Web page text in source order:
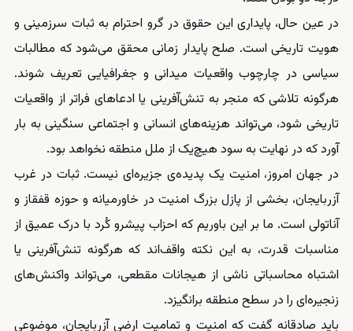
در عین حال، پایداری این حقوق در گرو احترام به ثبات سرزمینی و
هویت تاریخی است. صلح پایدار زمانی محقق می‌شود که مطالبات
سیاسی در چارچوب واقعیات میدانی و جغرافیایی تعریف شوند.
هرگونه تلاشی که منجر به تنش‌آفرینی یا ادعاهای فراتر از واقعیات
تاریخی شود، می‌تواند هزینه‌های انسانی و اجتماعی سنگینی به بار
آورد که در نهایت به سود هیچ‌یک از ملل منطقه نخواهد بود.
در جهان امروز، امنیت یک پدیده‌ی جزیره‌ای نیست. ثبات در غرب
آزربایجان، بخشی از پازل بزرگ امنیت در خاورمیانه و حوزه‌ قفقاز و
آناتولی است. ما بر این باوریم که احزاب پیشرو کُرد با درک عمیق از
مناسبات قدرت، به این نکته واقف‌اند که هرگونه تنش‌آفرینی یا
اشتباه محاسباتی ناشی از هیجانات مقطعی، می‌تواند واکنش‌های
زنجیره‌ای را در سطح منطقه برانگیزد.
باید صادقانه گفت که امنیت و تمامیت ارضی آزربایجان، موضوعی